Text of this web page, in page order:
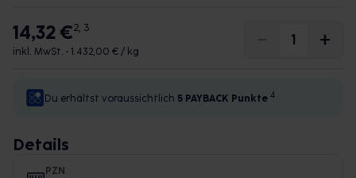
14,32 €2, 3
inkl. MwSt. • 1.432,00 € / kg
Du erhältst voraussichtlich 5 PAYBACK Punkte 4
Details
PZN